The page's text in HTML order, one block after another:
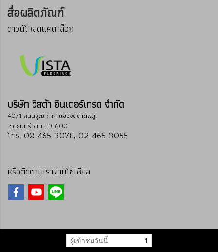
สื่อผลิตภัณฑ์
ดาวน์โหลดแคตาล็อก
บริษัท วิสต้า อินเตอร์เทรด จำกัด
40/1 ถนนวุฒากาศ แขวงตลาดพลู
เขตธนบุรี กทม. 10600
โทร. 02-465-3078, 02-465-3055
หรือติดตามเราผ่านโซเชียล
ผู้เข้าชมวันนี้ 1